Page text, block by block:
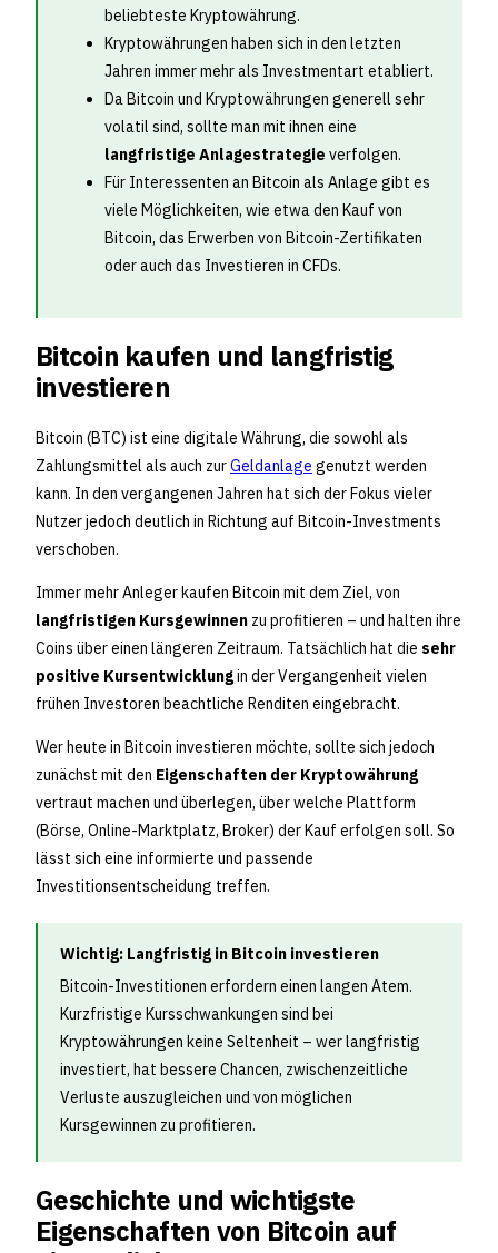
beliebteste Kryptowährung.
Kryptowährungen haben sich in den letzten
Jahren immer mehr als Investmentart etabliert.
Da Bitcoin und Kryptowährungen generell sehr
volatil sind, sollte man mit ihnen eine
langfristige Anlagestrategie verfolgen.
Für Interessenten an Bitcoin als Anlage gibt es
viele Möglichkeiten, wie etwa den Kauf von
Bitcoin, das Erwerben von Bitcoin-Zertifikaten
oder auch das Investieren in CFDs.
Bitcoin kaufen und langfristig
investieren
Bitcoin (BTC) ist eine digitale Währung, die sowohl als
Zahlungsmittel als auch zurGeldanlage genutzt werden
kann. In den vergangenen Jahren hat sich der Fokus vieler
Nutzer jedoch deutlich in Richtung auf Bitcoin-Investments
verschoben.
Immer mehr Anleger kaufen Bitcoin mit dem Ziel, von
langfristigen Kursgewinnen zu profitieren – und halten ihre
Coins über einen längeren Zeitraum. Tatsächlich hat die sehr
positive Kursentwicklungin der Vergangenheit vielen
frühen Investoren beachtliche Renditen eingebracht.
Wer heute in Bitcoin investieren möchte, sollte sich jedoch
zunächst mit den Eigenschaften der Kryptowährung
vertraut machen und überlegen, über welche Plattform
(Börse, Online-Marktplatz, Broker) der Kauf erfolgen soll. So
lässt sich eine informierte und passende
Investitionsentscheidung treffen.
Wichtig: Langfristig in Bitcoin investieren
Bitcoin-Investitionen erfordern einen langen Atem.
Kurzfristige Kursschwankungen sind bei
Kryptowährungen keine Seltenheit – wer langfristig
investiert, hat bessere Chancen, zwischenzeitliche
Verluste auszugleichen und von möglichen
Kursgewinnen zu profitieren.
Geschichte und wichtigste
Eigenschaften von Bitcoin auf